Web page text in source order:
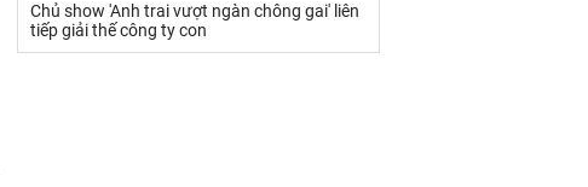
Chủ show 'Anh trai vượt ngàn chông gai' liên
tiếp giải thế công ty con